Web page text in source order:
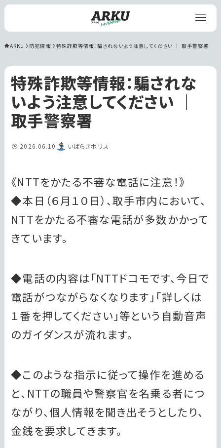
ARKU 防犯情報 特殊詐欺等情報：騙されないよう注意してください ｜ 取手警察署
特殊詐欺等情報：騙されな
いよう注意してください ｜
取手警察署
2026.06.10 いばらきポリス
《NTTをかたる不審な電話に注意！》
◆本日（６月１０日）、取手市内において、
NTTをかたる不審な電話が多数かかって
きています。
◆電話の内容は「NTTドコモです、今日で
電話がつながらなくなります」「詳しくは
１番を押してください」等という自動音声
のガイダンスが流れます。
◆このような指示に従って操作を進める
と、NTTの職員や警察官を名乗る者につ
ながり、個人情報を聞き出そうとしたり、
金銭を要求してきます。